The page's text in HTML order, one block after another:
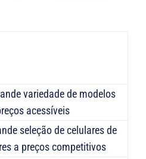
variedade de modelos
acessíveis
seleção de celulares de
a preços competitivos